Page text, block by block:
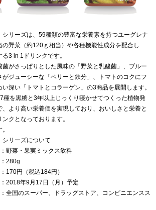
シリーズは、59種類の豊富な栄養素を持つユーグレナ
野菜（約120ｇ相当）や各種機能性成分を配合し
3 in 1ドリンクです。
菌がさっぱりとした風味の「野菜と乳酸菌」、ブルー
ジューシーな「ベリーと鉄分」、トマトのコクにフ
深い「トマトとコラーゲン」の3商品を展開します。
種を黒糖と3年以上じっくり寝かせてつくった植物発
より高い栄養価を実現しており、おいしさと栄養と
クとなっております。
シリーズについて
実ミックス飲料
税込184円）
9月17日（月）予定
ーパー、ドラッグストア、コンビニエンスス